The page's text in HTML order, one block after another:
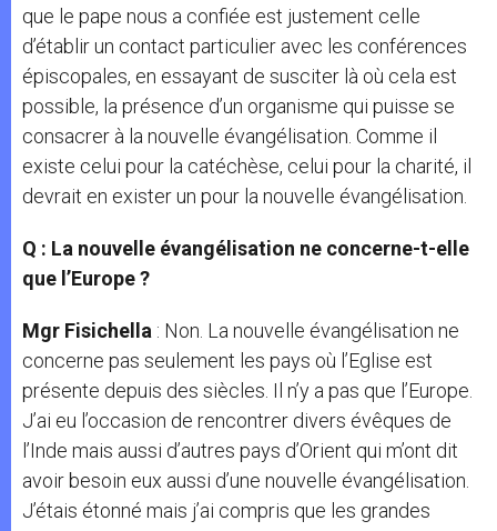
que le pape nous a confiée est justement celle
d’établir un contact particulier avec les conférences
épiscopales, en essayant de susciter là où cela est
possible, la présence d’un organisme qui puisse se
consacrer à la nouvelle évangélisation. Comme il
existe celui pour la catéchèse, celui pour la charité, il
devrait en exister un pour la nouvelle évangélisation.
Q : La nouvelle évangélisation ne concerne-t-elle
que l’Europe ?
Mgr Fisichella : Non. La nouvelle évangélisation ne
concerne pas seulement les pays où l’Eglise est
présente depuis des siècles. Il n’y a pas que l’Europe.
J’ai eu l’occasion de rencontrer divers évêques de
l’Inde mais aussi d’autres pays d’Orient qui m’ont dit
avoir besoin eux aussi d’une nouvelle évangélisation.
J’étais étonné mais j’ai compris que les grandes